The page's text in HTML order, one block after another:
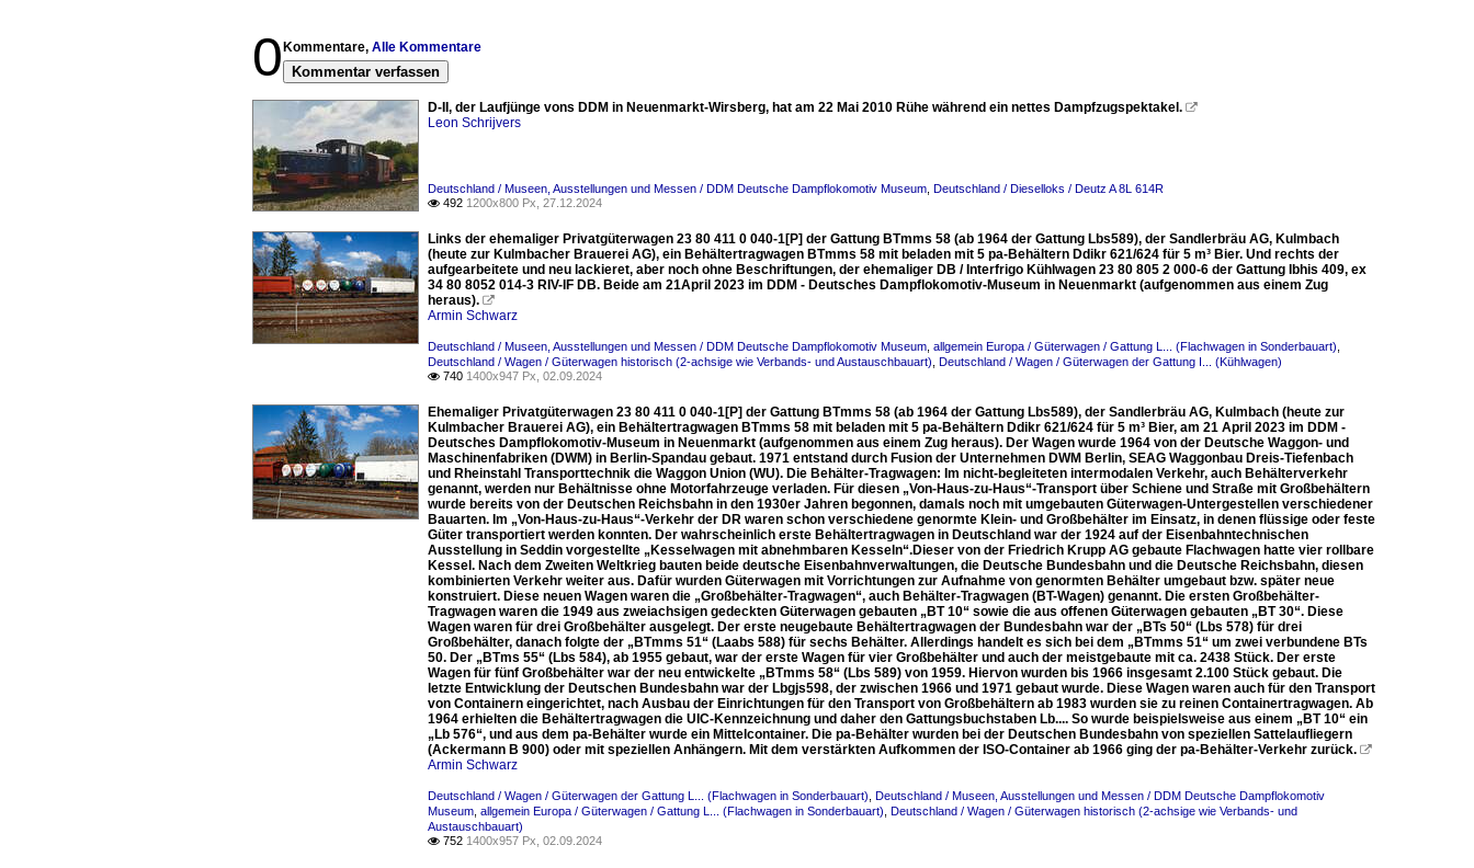
0 Kommentare, Alle Kommentare
Kommentar verfassen
D-II, der Laufjünge vons DDM in Neuenmarkt-Wirsberg, hat am 22 Mai 2010 Rühe während ein nettes Dampfzugspektakel. 
Leon Schrijvers
Deutschland / Museen, Ausstellungen und Messen / DDM Deutsche Dampflokomotiv Museum Deutschland / Dieselloks / Deutz A 8L 614R
 492 1200x800 Px, 27.12.2024
Links der ehemaliger Privatgüterwagen 23 80 411 0 040-1[P] der Gattung BTmms 58 (ab 1964 der Gattung Lbs589), der Sandlerbräu AG, Kulmbach
(heute zur Kulmbacher Brauerei AG), ein Behältertragwagen BTmms 58 mit beladen mit 5 pa-Behältern Ddikr 621/624 für 5 m³ Bier. Und rechts der
aufgearbeitete und neu lackieret, aber noch ohne Beschriftungen, der ehemaliger DB / Interfrigo Kühlwagen 23 80 805 2 000-6 der Gattung Ibhis 409, ex
34 80 8052 014-3 RIV-IF DB. Beide am 21April 2023 im DDM - Deutsches Dampflokomotiv-Museum in Neuenmarkt (aufgenommen aus einem Zug
heraus). 
Armin Schwarz
Deutschland / Museen, Ausstellungen und Messen / DDM Deutsche Dampflokomotiv Museum allgemein Europa / Güterwagen / Gattung L... (Flachwagen in Sonderbauart)
Deutschland / Wagen / Güterwagen historisch (2-achsige wie Verbands- und Austauschbauart) Deutschland / Wagen / Güterwagen der Gattung I... (Kühlwagen)
 740 1400x947 Px, 02.09.2024
Ehemaliger Privatgüterwagen 23 80 411 0 040-1[P] der Gattung BTmms 58 (ab 1964 der Gattung Lbs589), der Sandlerbräu AG, Kulmbach (heute zur
Kulmbacher Brauerei AG), ein Behältertragwagen BTmms 58 mit beladen mit 5 pa-Behältern Ddikr 621/624 für 5 m³ Bier, am 21 April 2023 im DDM -
Deutsches Dampflokomotiv-Museum in Neuenmarkt (aufgenommen aus einem Zug heraus). Der Wagen wurde 1964 von der Deutsche Waggon- und
Maschinenfabriken (DWM) in Berlin-Spandau gebaut. 1971 entstand durch Fusion der Unternehmen DWM Berlin, SEAG Waggonbau Dreis-Tiefenbach
und Rheinstahl Transporttechnik die Waggon Union (WU). Die Behälter-Tragwagen: Im nicht-begleiteten intermodalen Verkehr, auch Behälterverkehr
genannt, werden nur Behältnisse ohne Motorfahrzeuge verladen. Für diesen „Von-Haus-zu-Haus“-Transport über Schiene und Straße mit Großbehältern
wurde bereits von der Deutschen Reichsbahn in den 1930er Jahren begonnen, damals noch mit umgebauten Güterwagen-Untergestellen verschiedener
Bauarten. Im „Von-Haus-zu-Haus“-Verkehr der DR waren schon verschiedene genormte Klein- und Großbehälter im Einsatz, in denen flüssige oder feste
Güter transportiert werden konnten. Der wahrscheinlich erste Behältertragwagen in Deutschland war der 1924 auf der Eisenbahntechnischen
Ausstellung in Seddin vorgestellte „Kesselwagen mit abnehmbaren Kesseln“.Dieser von der Friedrich Krupp AG gebaute Flachwagen hatte vier rollbare
Kessel. Nach dem Zweiten Weltkrieg bauten beide deutsche Eisenbahnverwaltungen, die Deutsche Bundesbahn und die Deutsche Reichsbahn, diesen
kombinierten Verkehr weiter aus. Dafür wurden Güterwagen mit Vorrichtungen zur Aufnahme von genormten Behälter umgebaut bzw. später neue
konstruiert. Diese neuen Wagen waren die „Großbehälter-Tragwagen“, auch Behälter-Tragwagen (BT-Wagen) genannt. Die ersten Großbehälter-
Tragwagen waren die 1949 aus zweiachsigen gedeckten Güterwagen gebauten „BT 10“ sowie die aus offenen Güterwagen gebauten „BT 30“. Diese
Wagen waren für drei Großbehälter ausgelegt. Der erste neugebaute Behältertragwagen der Bundesbahn war der „BTs 50“ (Lbs 578) für drei
Großbehälter, danach folgte der „BTmms 51“ (Laabs 588) für sechs Behälter. Allerdings handelt es sich bei dem „BTmms 51“ um zwei verbundene BTs
50. Der „BTms 55“ (Lbs 584), ab 1955 gebaut, war der erste Wagen für vier Großbehälter und auch der meistgebaute mit ca. 2438 Stück. Der erste
Wagen für fünf Großbehälter war der neu entwickelte „BTmms 58“ (Lbs 589) von 1959. Hiervon wurden bis 1966 insgesamt 2.100 Stück gebaut. Die
letzte Entwicklung der Deutschen Bundesbahn war der Lbgjs598, der zwischen 1966 und 1971 gebaut wurde. Diese Wagen waren auch für den Transport
von Containern eingerichtet, nach Ausbau der Einrichtungen für den Transport von Großbehältern ab 1983 wurden sie zu reinen Containertragwagen. Ab
1964 erhielten die Behältertragwagen die UIC-Kennzeichnung und daher den Gattungsbuchstaben Lb.... So wurde beispielsweise aus einem „BT 10“ ein
„Lb 576“, und aus dem pa-Behälter wurde ein Mittelcontainer. Die pa-Behälter wurden bei der Deutschen Bundesbahn von speziellen Sattelaufliegern
(Ackermann B 900) oder mit speziellen Anhängern. Mit dem verstärkten Aufkommen der ISO-Container ab 1966 ging der pa-Behälter-Verkehr zurück. 
Armin Schwarz
Deutschland / Wagen / Güterwagen der Gattung L... (Flachwagen in Sonderbauart) Deutschland / Museen, Ausstellungen und Messen / DDM Deutsche Dampflokomotiv
Museum allgemein Europa / Güterwagen / Gattung L... (Flachwagen in Sonderbauart) Deutschland / Wagen / Güterwagen historisch (2-achsige wie Verbands- und
Austauschbauart)
 752 1400x957 Px, 02.09.2024